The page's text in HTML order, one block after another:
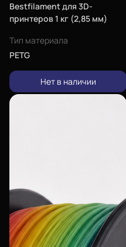
Bestfilament для 3D-
принтеров 1 кг (2,85 мм)
Тип материала
PETG
Нет в наличии